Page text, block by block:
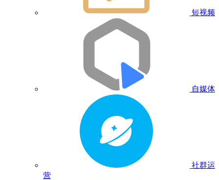
短视频
自媒体
社群运
营